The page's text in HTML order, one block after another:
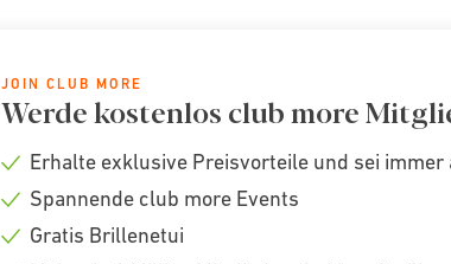
JOIN CLUB MORE
Werde kostenlos club more
Check
Erhalte exklusive Preisvorteile und sei
Check
Spannende club more Events
Check
Gratis Brillenetui